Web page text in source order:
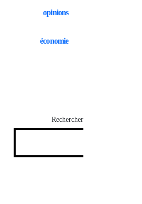
opinions
économie
Rechercher